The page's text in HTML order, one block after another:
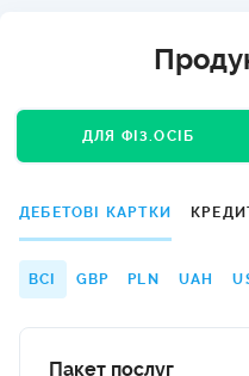
ДЛЯ ФІЗ.ОСІБ
ДЕБЕТОВІ КАРТКИ
ВСІ GBP PLN UAH
Пакет послуг